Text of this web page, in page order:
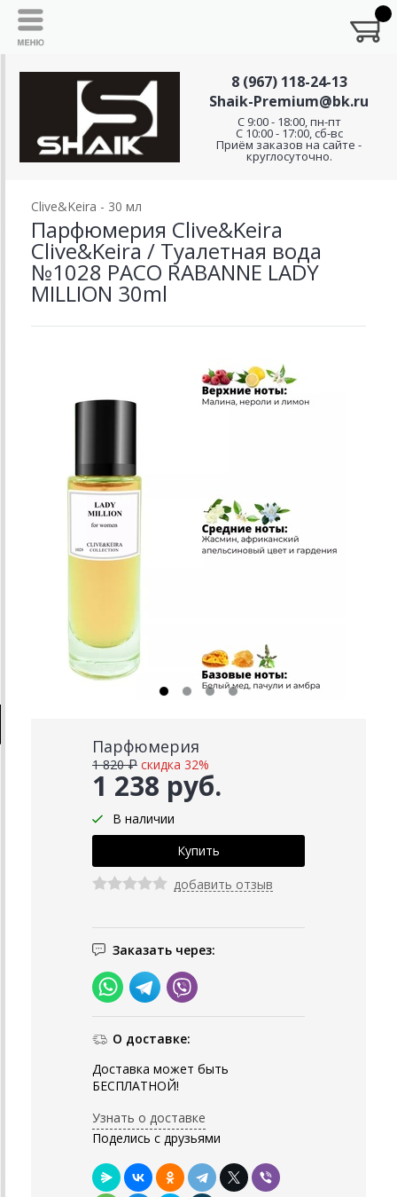
8 (967) 118-24-13
Shaik-Premium@bk.ru
C 9:00 - 18:00, пн-пт
С 10:00 - 17:00, сб-вс
Приём заказов на сайте -
круглосуточно.
Clive&Keira - 30 мл
Парфюмерия Clive&Keira
Clive&Keira / Туалетная вода
№1028 PACO RABANNE LADY
MILLION 30ml
Парфюмерия
1 238 руб.
1 820 ₽ скидка 32%
В наличии
добавить отзыв
Заказать через:
О доставке:
Доставка может быть
БЕСПЛАТНОЙ!
Узнать о доставке
Поделись с друзьями